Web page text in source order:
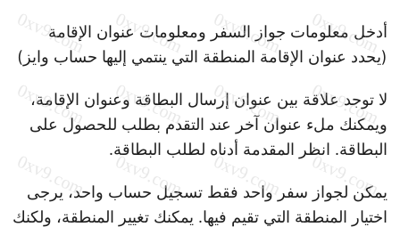
أدخل معلومات جواز السفر ومعلومات عنوان الإقامة
(يحدد عنوان الإقامة المنطقة التي ينتمي إليها حساب وايز)
لا توجد علاقة بين عنوان إرسال البطاقة وعنوان الإقامة،
ويمكنك ملء عنوان آخر عند التقدم بطلب للحصول على
البطاقة. انظر المقدمة أدناه لطلب البطاقة.
يمكن لجواز سفر واحد فقط تسجيل حساب واحد، يرجى
اختيار المنطقة التي تقيم فيها. يمكنك تغيير المنطقة، ولكنك